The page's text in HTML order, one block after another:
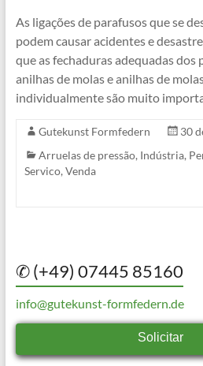
As ligações de parafusos que se
podem causar acidentes e
que as fechaduras adequadas dos
anilhas de molas e anilhas de
individualmente são muito
Gutekunst Formfedern
30
Arruelas de pressão, Indústria,
Servico, Venda
✆ (+49) 07445 85160
info@gutekunst-formfedern.de
Solicitar